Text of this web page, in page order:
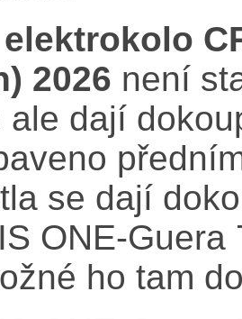
2026 není
ale dají
se dají
ONE-
ho tam